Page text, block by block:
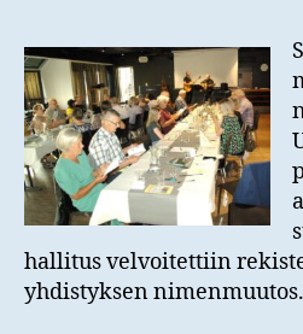
hallitus velvoitettiin
yhdistyksen nimenmuutos.